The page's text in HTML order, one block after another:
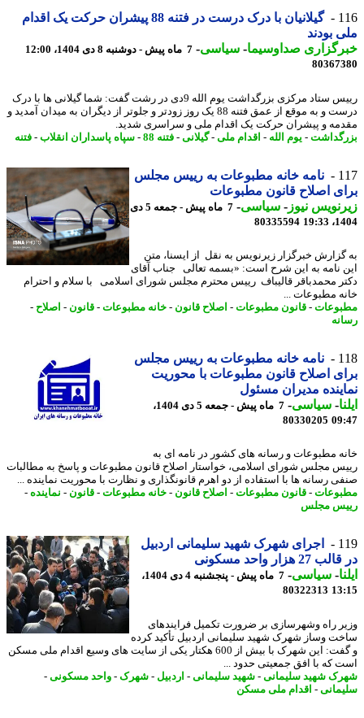
گیلانیان با درک درست در فتنه 88 پیشران حرکت یک اقدام
بودند
صداوسیما-سیاسی-7 ماه پیش - دوشنبه 8 دی 1404، 12:00
رییس ستاد مرکزی بزرگداشت یوم الله 9دی در رشت گفت: شما گیلانی ها با درک
درست و به موقع از عمق فتنه 88 یک روز زودتر و جلوتر از دیگران به میدان آمدید و
و پیشران حرکت یک اقدام ملی و سراسری شدید.
-یوم الله-اقدام ملی -گیلانی-فتنه 88 - سپاه پاسداران انقلاب-فتنه
نامه خانه مطبوعات به رییس مجلس
اصلاح قانون مطبوعات
نیوز-سیاسی-
7 ماه پیش - جمعه 5 دی
80335594
خبرگزار زیرنویس به نقل از ایسنا، متن
نامه به این شرح است: «بسمه تعالی جناب آقای
محمدباقر قالیباف رییس محترم مجلس شورای اسلامی با سلام و احترام
مطبوعات ...
-قانون مطبوعات-اصلاح قانون-خانه مطبوعات-قانون-اصلاح-
نامه خانه مطبوعات به رییس مجلس
اصلاح قانون مطبوعات با محوریت
مدیران مسئول
-سیاسی-
7 ماه پیش - جمعه 5 دی 1404،
80330205
مطبوعات و رسانه های کشور در نامه ای به
مجلس شورای اسلامی، خواستار اصلاح قانون مطبوعات و پاسخ به مطالبات
رسانه ها با استفاده از دو اهرم قانونگذاری و نظارت با محوریت نماینده ...
-قانون مطبوعات-اصلاح قانون-خانه مطبوعات-قانون-نماینده-
مجلس
اجرای شهرک شهید سلیمانی اردبیل
هزار واحد مسکونی
-سیاسی-
7 ماه پیش - پنجشنبه 4 دی 1404،
80322313
راه وشهرسازی بر ضرورت تکمیل فرایندهای
وساز شهرک شهید سلیمانی اردبیل تأکید کرده
و گفت: این شهرک با بیش از 600 هکتار یکی از سایت های وسیع اقدام ملی مسکن
که با افق جمعیتی حدود ...
شهید سلیمانی-شهید سلیمانی-اردبیل -شهرک- واحد مسکونی-
-اقدام ملی مسکن